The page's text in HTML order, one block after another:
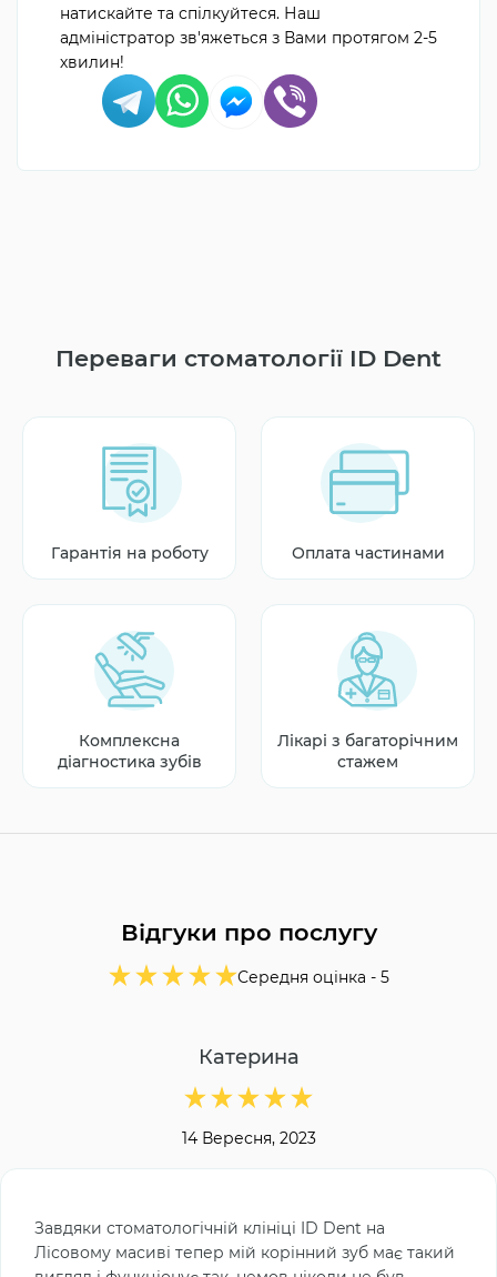
натискайте та спілкуйтеся. Наш
адміністратор зв'яжеться з Вами протягом 2-5
хвилин!
Переваги стоматології ID Dent
Гарантія на роботу Оплата частинами
Комплексна
діагностика зубів
Лікарі з багаторічним
стажем
Відгуки про послугу
Середня оцінка - 5
Катерина
14 Вересня, 2023
Завдяки стоматологічній клініці ID Dent на
Лісовому масиві тепер мій корінний зуб має такий